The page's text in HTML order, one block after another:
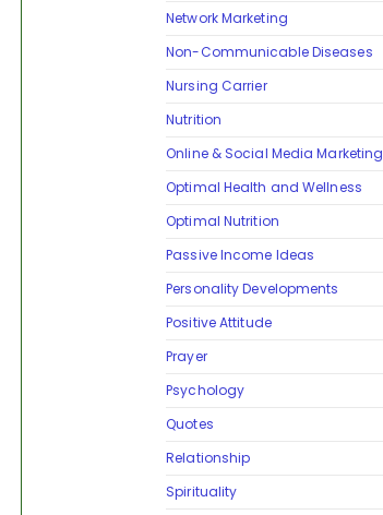
Network Marketing
Non-Communicable Diseases
Nursing Carrier
Nutrition
Online & Social Media Marketing
Optimal Health and Wellness
Optimal Nutrition
Passive Income Ideas
Personality Developments
Positive Attitude
Prayer
Psychology
Quotes
Relationship
Spirituality